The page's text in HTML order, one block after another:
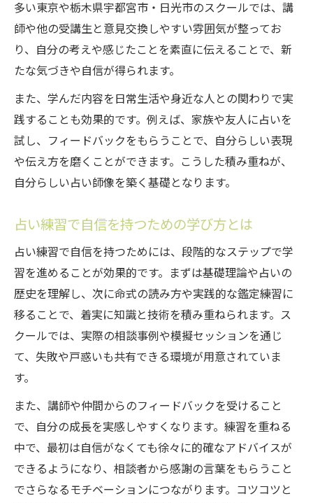
多い東京や栃木県宇都宮市・日光市のスクールでは、講
師や他の受講生と意見交換しやすい雰囲気が整ってお
り、自分の考えや感じたことを素直に伝えることで、新
たな気づきや自信が得られます。
また、学んだ内容を日常生活や身近な人との関わりで実
践することも効果的です。例えば、家族や友人に占いを
試し、フィードバックをもらうことで、自分らしい表現
や伝え方を磨くことができます。こうした積み重ねが、
自分らしい占い師像を築く基礎となります。
占い練習で自信を持つための学び方とは
占い練習で自信を持つためには、段階的なステップで学
習を進めることが効果的です。まずは基礎理論や占いの
歴史を理解し、次に命式の読み方や実践的な鑑定練習に
移ることで、着実に知識と技術を積み重ねられます。ス
クールでは、実際の相談事例や模擬セッションを通じ
て、失敗や戸惑いも共有できる環境が用意されていま
す。
また、講師や仲間からのフィードバックを受けること
で、自分の成長を実感しやすくなります。練習を重ねる
中で、最初は自信がなくても徐々に的確なアドバイスが
できるようになり、相談者から感謝の言葉をもらうこと
でさらなるモチベーションにつながります。コツコツと